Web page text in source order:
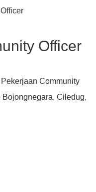
Officer
Community
Ciledug,